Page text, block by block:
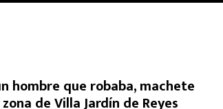
hombre que robaba, machete
de Villa Jardín de Reyes